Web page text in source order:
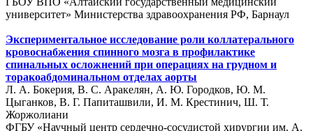
университет» Министерства здравоохранения РФ, Барнаул
Экспериментальное исследование роли коллатерального
кровоснабжения спинного мозга в профилактике
спинальных осложнений при операциях на грудном и
торакоабдоминальном отделах аорты
Л. А. Бокерия, В. С. Аракелян, А. Ю. Городков, Ю. М.
Цыганков, В. Г. Папиташвили, И. М. Крестинич, Ш. Т.
Жоржолиани
ФГБУ «Научный центр сердечно-сосудистой хирургии им. А.